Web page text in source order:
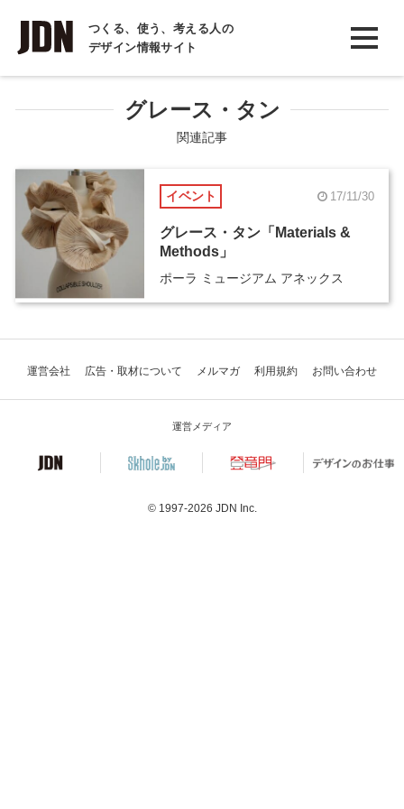
つくる、使う、考える人の
デザイン情報サイト
INTERVIEW
インタビュー
REPORT
COLUMN
コラム
グレース・タン
関連記事
イベント 17/11/30
グレース・タン「Materials &
Methods」
ポーラ ミュージアム アネックス
運営会社 広告・取材について メルマガ 利用規約 お問い合わせ
運営メディア
© 1997-2026 JDN Inc.